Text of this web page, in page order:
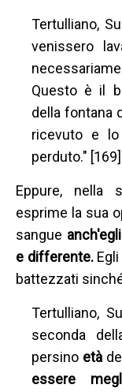
Tertulliano,
venissero
Questo è il
della fontana
ricevuto e
perduto." [169]
Eppure, nella
esprime la sua
sangue
e differente.
battezzati
Tertulliano,
seconda
persino età
essere